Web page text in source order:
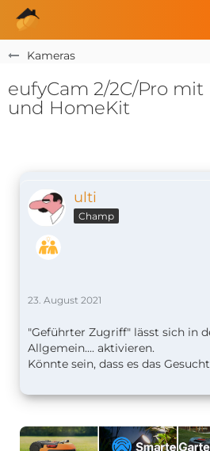
Kameras
eufyCam 2/2C/Pro mit
und HomeKit
ulti
Champ
23. August 2021
"Geführter Zugriff" lässt sich in
Allgemein.... aktivieren.
Könnte sein, dass es das